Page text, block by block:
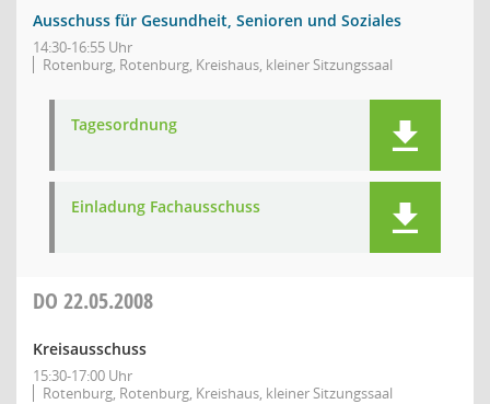
Ausschuss für Gesundheit, Senioren und Soziales
14:30-16:55 Uhr
Rotenburg, Rotenburg, Kreishaus, kleiner Sitzungssaal
Tagesordnung
Einladung Fachausschuss
DO 22.05.2008
Kreisausschuss
15:30-17:00 Uhr
Rotenburg, Rotenburg, Kreishaus, kleiner Sitzungssaal